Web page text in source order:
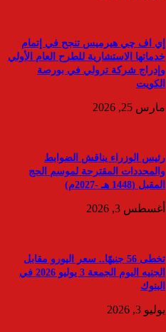
إي اف چي هيرميس تنجح في إتمام
خدماتها الاستشارية للطرح العام الأولي
وإدراج شركة ترولي في بورصة
الكويت
مارس 25, 2026
رئيس الوزراء يناقش الضوابط
والمحددات المقترحة لموسم الحج
المقبل (1448 هـ -2027م)
أغسطس 3, 2026
تخطى 56 جنيهًا.. سعر اليورو مقابل
الجنيه اليوم الجمعة 3 يوليو 2026 في
البنوك
يوليو 3, 2026